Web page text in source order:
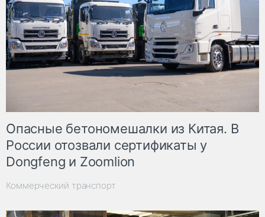
Опасные бетономешалки из Китая. В
России отозвали сертификаты у
Dongfeng и Zoomlion
Коммерческий транспорт